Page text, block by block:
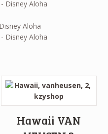
Aloha
Hawaii VAN